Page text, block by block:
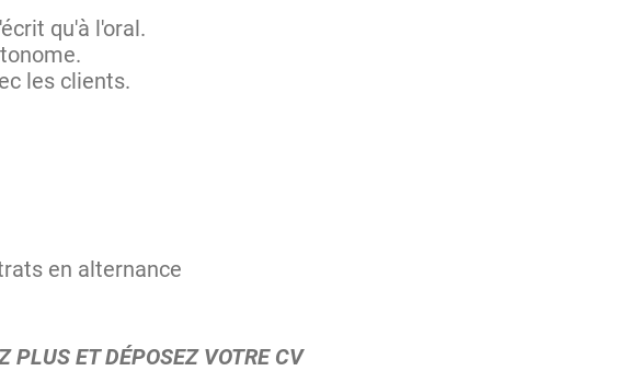
qu'à l'oral.
les clients.
en alternance
PLUS ET DÉPOSEZ VOTRE CV